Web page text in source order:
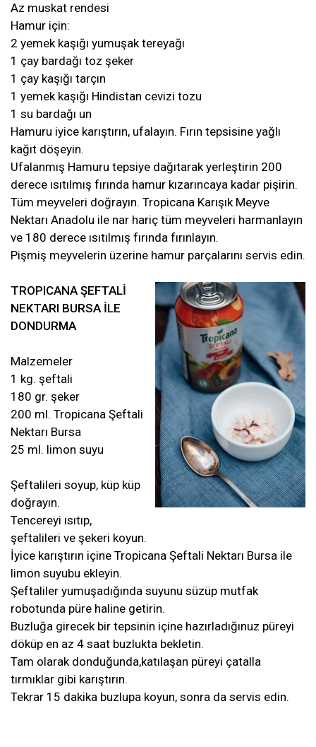
Az muskat rendesi
Hamur için:
2 yemek kaşığı yumuşak tereyağı
1 çay bardağı toz şeker
1 çay kaşığı tarçın
1 yemek kaşığı Hindistan cevizi tozu
1 su bardağı un
Hamuru iyice karıştırın, ufalayın. Fırın tepsisine yağlı
kağıt döşeyin.
Ufalanmış Hamuru tepsiye dağıtarak yerleştirin 200
derece ısıtılmış fırında hamur kızarıncaya kadar pişirin.
Tüm meyveleri doğrayın. Tropicana Karışık Meyve
Nektarı Anadolu ile nar hariç tüm meyveleri harmanlayın
ve 180 derece ısıtılmış fırında fırınlayın.
Pişmiş meyvelerin üzerine hamur parçalarını servis edin.
TROPICANA ŞEFTALİ
NEKTARI BURSA İLE
DONDURMA
Malzemeler
1 kg. şeftali
180 gr. şeker
200 ml. Tropicana Şeftali
Nektarı Bursa
25 ml. limon suyu
Şeftalileri soyup, küp küp
doğrayın.
Tencereyi ısıtıp,
şeftalileri ve şekeri koyun.
İyice karıştırın içine Tropicana Şeftali Nektarı Bursa ile
limon suyubu ekleyin.
Şeftaliler yumuşadığında suyunu süzüp mutfak
robotunda püre haline getirin.
Buzluğa girecek bir tepsinin içine hazırladığınuz püreyi
döküp en az 4 saat buzlukta bekletin.
Tam olarak donduğunda,katılaşan püreyi çatalla
tırmıklar gibi karıştırın.
Tekrar 15 dakika buzlupa koyun, sonra da servis edin.